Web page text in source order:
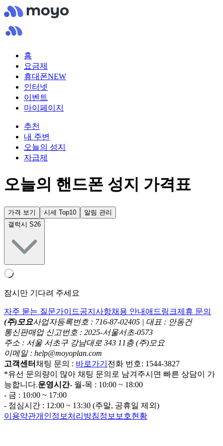
홈
요금제
휴대폰NEW
인터넷
이벤트
마이페이지
추천
내 주변
오늘의 성지
자급제
오늘의 핸드폰 성지 가격표
가격 보기 시세 Top10
알림 관리
갤럭시 S26
잠시만 기다려 주세요
자주 묻는 질문가이드공지사항채용 안내 애드링크제휴 문의
(주)모요사업자등록번호 : 716-87-02405 | 대표 : 안동건
통신판매업 신고번호 : 2025-서울서초-0573
주소 : 서울 서초구 강남대로 343 11층 (주)모요
이메일 : help@moyoplan.com
고객센터 채팅 문의 : 바로가기 전화 번호: 1544-3827
*유선 문의량이 많아 채팅 문의로 남겨주시면 빠른 상담이 가
능합니다.운영시간- 월-목 : 10:00 ~ 18:00
- 금 : 10:00 ~ 17:00
- 점심시간 : 12:00 ~ 13:30 (주말, 공휴일 제외)
이용약관개인정보처리방침정보보호현황